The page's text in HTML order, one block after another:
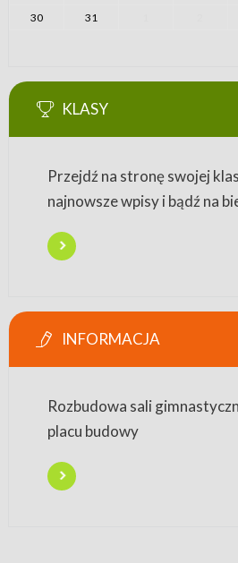
30
31
KLASY
Przejdź na stronę swojej
najnowsze wpisy i bądź na
INFORMACJA
Rozbudowa sali
placu budowy